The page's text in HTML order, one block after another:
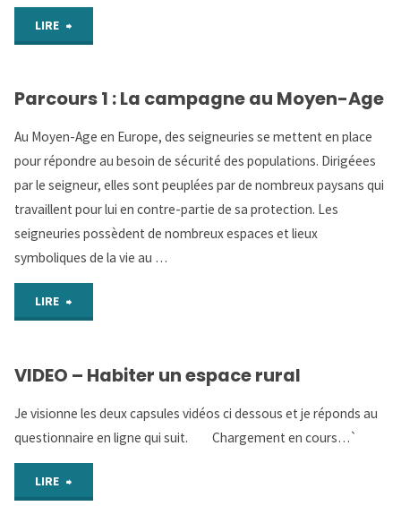
LIRE
:
La
d’un
paysan
au
Moyen-
Parcours 1 : La campagne au Moyen-Age
Au Moyen-Age en Europe, des seigneuries se mettent en place
pour répondre au besoin de sécurité des populations. Dirigéees
par le seigneur, elles sont peuplées par de nombreux paysans qui
travaillent pour lui en contre-partie de sa protection. Les
seigneuries possèdent de nombreux espaces et lieux
symboliques de la vie au …
LIRE
:
La
VIDEO – Habiter un espace rural
Je visionne les deux capsules vidéos ci dessous et je réponds au
questionnaire en ligne qui suit. Chargement en cours…`
LIRE